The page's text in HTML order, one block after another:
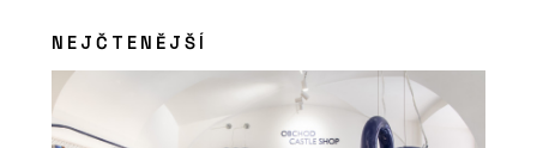
NEJČTENĚJŠÍ